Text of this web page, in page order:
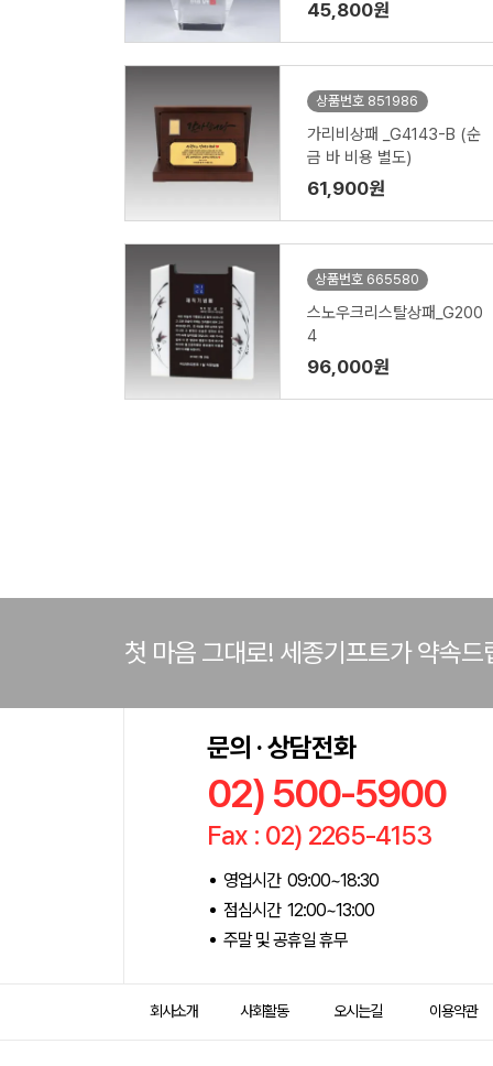
45,800원
상품번호 851986
가리비상패 _G4143-B (순
금 바 비용 별도)
61,900원
상품번호 665580
스노우크리스탈상패_G200
4
96,000원
첫 마음 그대로! 세종기프트가 약속드
문의 · 상담전화
02) 500-5900
Fax : 02) 2265-4153
영업시간 09:00~18:30
점심시간 12:00~13:00
주말 및 공휴일 휴무
회사소개 사회활동 오시는길 이용약관